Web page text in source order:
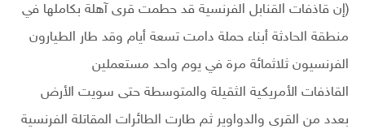
(إن قاذفات القنابل الفرنسية قد حطمت قرى آهلة بكاملها في
منطقة الحادثة أبناء حملة دامت تسعة أيام وقد طار الطيارون
الفرنسيون ثلاثمائة مرة في يوم واحد مستعملين
القاذفات الأمريكية الثقيلة والمتوسطة حتى سويت الأرض
بعدد من القرى والدواوير ثم طارت الطائرات المقاتلة الفرنسية